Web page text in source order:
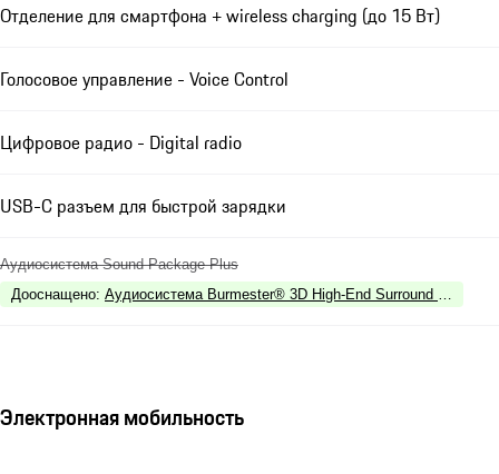
Отделение для смартфона + wireless charging (до 15 Вт)
Голосовое управление - Voice Control
Цифровое радио - Digital radio
USB-C разъем для быстрой зарядки
Аудиосистема Sound Package Plus
Дооснащено: Аудиосистема Burmester® 3D High-End Surround Sound
Электронная мобильность